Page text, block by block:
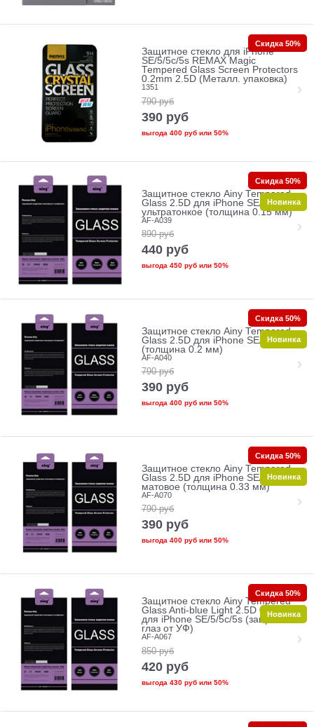
Защитное стекло для iPhone
SE/5/5c/5s REMAX Magic
Tempered Glass Screen Protectors
0.2mm 2.5D (Металл. упаковка)
1351
790 руб
390 руб
выгода 400 рубили 50%
Скидка 50%
Защитное стекло Ainy Tempered
Glass 2.5D для iPhone SE/5/5c/5s
ультратонкое (толщина 0.15 мм)
AF-A039
890 руб
440 руб
выгода 450 рубили 50%
Скидка 50%
Новинка
Защитное стекло Ainy Tempered
Glass 2.5D для iPhone SE/5/5c/5s
(толщина 0.2 мм)
AF-A040
790 руб
390 руб
выгода 400 рубили 50%
Скидка 50%
Новинка
Защитное стекло Ainy Tempered
Glass 2.5D для iPhone SE/5/5c/5s
матовое (толщина 0.33 мм)
AF-A070
790 руб
390 руб
выгода 400 рубили 50%
Скидка 50%
Новинка
Защитное стекло Ainy Tempered
Glass Anti-blue Light 2.5D 0.33mm
для iPhone SE/5/5c/5s (защита
глаз от УФ)
AF-A067
850 руб
420 руб
выгода 430 рубили 50%
Скидка 50%
Новинка